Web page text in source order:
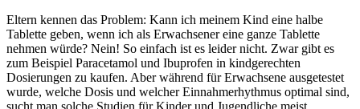
Eltern kennen das Problem: Kann ich meinem Kind eine halbe
Tablette geben, wenn ich als Erwachsener eine ganze Tablette
nehmen würde? Nein! So einfach ist es leider nicht. Zwar gibt es
zum Beispiel Paracetamol und Ibuprofen in kindgerechten
Dosierungen zu kaufen. Aber während für Erwachsene ausgetestet
wurde, welche Dosis und welcher Einnahmerhythmus optimal sind,
sucht man solche Studien für Kinder und Jugendliche meist